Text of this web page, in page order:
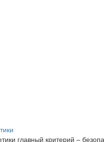
главный критерий –